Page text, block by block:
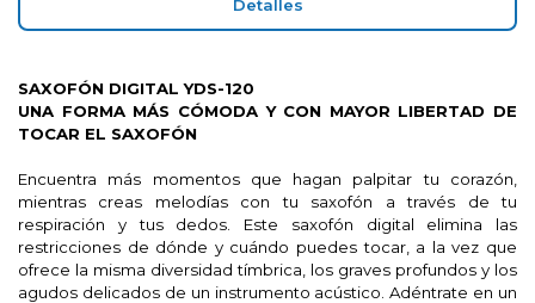
Detalles
SAXOFÓN DIGITAL YDS-120
UNA FORMA MÁS CÓMODA Y CON MAYOR LIBERTAD DE
TOCAR EL SAXOFÓN
Encuentra más momentos que hagan palpitar tu corazón,
mientras creas melodías con tu saxofón a través de tu
respiración y tus dedos. Este saxofón digital elimina las
restricciones de dónde y cuándo puedes tocar, a la vez que
ofrece la misma diversidad tímbrica, los graves profundos y los
agudos delicados de un instrumento acústico. Adéntrate en un